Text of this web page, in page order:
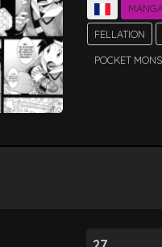
FELLATION
POCKET